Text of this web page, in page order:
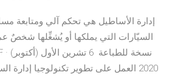
إدارة الأساطيل هي تحكم آلي ومتابعة
السيّارات التي يملكها أو يُشغِّلها شخصٌ
2020 العمل على تطوير تكنولوجيا